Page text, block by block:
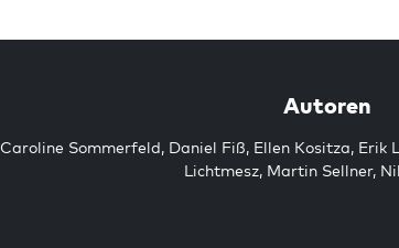
Autoren
Caroline Sommerfeld, Daniel Fiß, Ellen Kositza, Erik
Lichtmesz, Martin Sellner,